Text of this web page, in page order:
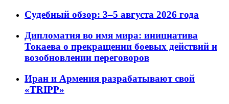
Судебный обзор: 3–5 августа 2026 года
Дипломатия во имя мира: инициатива
Токаева о прекращении боевых действий и
возобновлении переговоров
Иран и Армения разрабатывают свой
«TRIPP»